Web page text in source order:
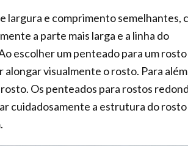
largura e comprimento semelhantes,
a parte mais larga e a linha do
escolher um penteado para um rosto
visualmente o rosto. Para além
Os penteados para rostos
cuidadosamente a estrutura do rosto